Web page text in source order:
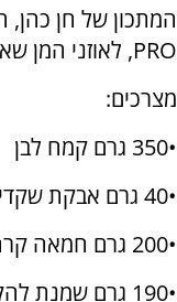
PRO, לאוזני המן שאי אפשר להפסיק לאכול:
מצרכים:
•350 גרם קמח לבן
•40 גרם אבקת שקדים
•200 גרם חמאה קרה, חתוכה לקוביות
•190 גרם שמנת להקצפה (38%)